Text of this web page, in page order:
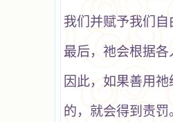
我们并赋予我们
最后，祂会根据
因此，如果善用
的，就会得到责罚